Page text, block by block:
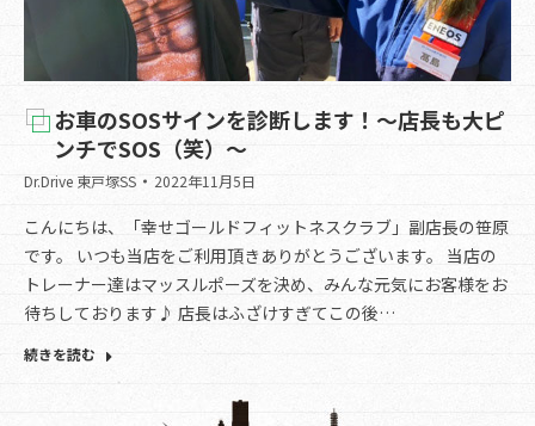
お車のSOSサインを診断します！～店長も大ピ
ンチでSOS（笑）～
Dr.Drive 東戸塚SS 2022年11月5日
こんにちは、「幸せゴールドフィットネスクラブ」副店長の笹原
です。 いつも当店をご利用頂きありがとうございます。 当店の
トレーナー達はマッスルポーズを決め、みんな元気にお客様をお
待ちしております♪ 店長はふざけすぎてこの後…
続きを読む